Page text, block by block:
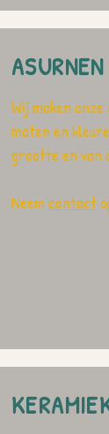
ASURNEN
Wij maken
maten en
grootte en van
Neem contact